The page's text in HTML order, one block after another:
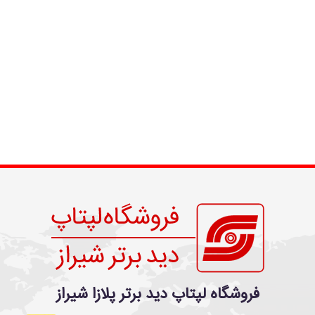
فروشگاه لپتاپ دید برتر پلازا شیراز